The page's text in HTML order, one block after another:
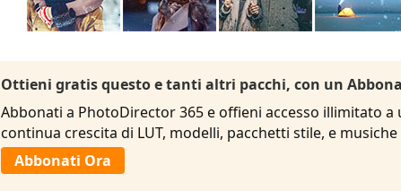
Ottieni gratis questo e tanti altri pacchi, con un
Abbonati a PhotoDirector 365 e offieni accesso illimitato a
continua crescita di LUT, modelli, pacchetti stile, e
Abbonati Ora